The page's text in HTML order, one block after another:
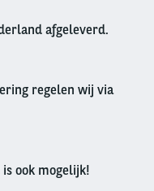
afgeleverd.
regelen wij via
ook mogelijk!